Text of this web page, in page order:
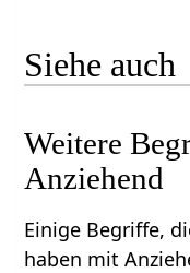
Siehe auch
Weitere
Einige Begriffe,
haben mit Anziehend‏‎, aber